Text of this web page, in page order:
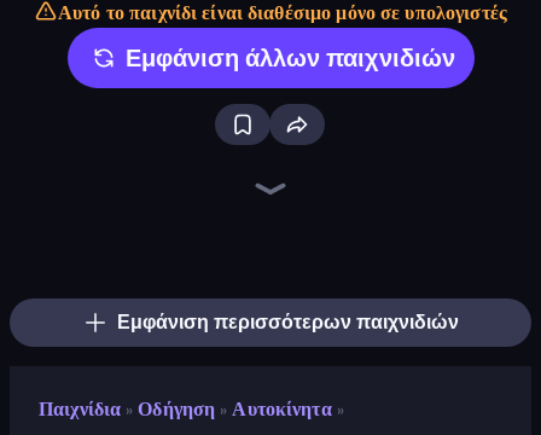
Αυτό το παιχνίδι είναι διαθέσιμο μόνο σε υπολογιστές
Εμφάνιση άλλων παιχνιδιών
Εμφάνιση περισσότερων παιχνιδιών
Παιχνίδια » Οδήγηση » Αυτοκίνητα »